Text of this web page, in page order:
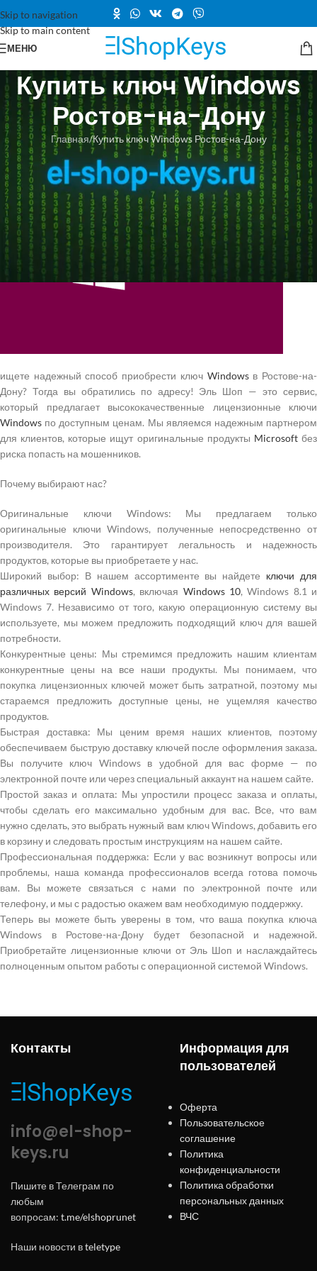
Skip to navigation
Skip to main content
МЕНЮ
Купить ключ Windows
Ростов-на-Дону
Главная Купить ключ Windows Ростов-на-Дону
Купить ключ Windows Ростов-на-Дону: надежный сервис Эль Шоп
Вы
ищете надежный способ приобрести ключ Windowsв Ростове-на-
Дону? Тогда вы обратились по адресу! Эль Шоп — это сервис,
который предлагает высококачественные лицензионные ключи
Windows по доступным ценам. Мы являемся надежным партнером
для клиентов, которые ищут оригинальные продукты Microsoftбез
риска попасть на мошенников.
Почему выбирают нас?
Оригинальные ключи Windows: Мы предлагаем только
оригинальные ключи Windows, полученные непосредственно от
производителя. Это гарантирует легальность и надежность
продуктов, которые вы приобретаете у нас.
Широкий выбор: В нашем ассортименте вы найдете ключи для
различных версий Windows, включая Windows 10, Windows 8.1 и
Windows 7. Независимо от того, какую операционную систему вы
используете, мы можем предложить подходящий ключ для вашей
потребности.
Конкурентные цены: Мы стремимся предложить нашим клиентам
конкурентные цены на все наши продукты. Мы понимаем, что
покупка лицензионных ключей может быть затратной, поэтому мы
стараемся предложить доступные цены, не ущемляя качество
продуктов.
Быстрая доставка: Мы ценим время наших клиентов, поэтому
обеспечиваем быструю доставку ключей после оформления заказа.
Вы получите ключ Windows в удобной для вас форме — по
электронной почте или через специальный аккаунт на нашем сайте.
Простой заказ и оплата: Мы упростили процесс заказа и оплаты,
чтобы сделать его максимально удобным для вас. Все, что вам
нужно сделать, это выбрать нужный вам ключ Windows, добавить его
в корзину и следовать простым инструкциям на нашем сайте.
Профессиональная поддержка: Если у вас возникнут вопросы или
проблемы, наша команда профессионалов всегда готова помочь
вам. Вы можете связаться с нами по электронной почте или
телефону, и мы с радостью окажем вам необходимую поддержку.
Теперь вы можете быть уверены в том, что ваша покупка ключа
Windows в Ростове-на-Дону будет безопасной и надежной.
Приобретайте лицензионные ключи от Эль Шоп и наслаждайтесь
полноценным опытом работы с операционной системой Windows.
Контакты
info@el-shop-
keys.ru
Пишите в Телеграм по
любым
вопросам: t.me/elshoprunet
Наши новости вteletype
Информация для
пользователей
Оферта
Пользовательское
соглашение
Политика
конфиденциальности
Политика обработки
персональных данных
ВЧС